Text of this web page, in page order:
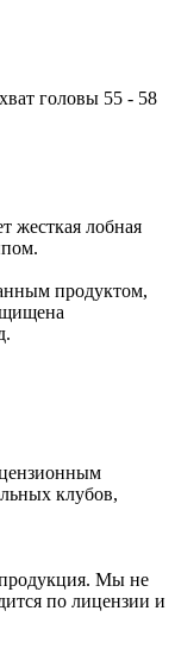
головы 55 - 58
жесткая лобная
продуктом,
клубов,
продукция. Мы не
по лицензии и